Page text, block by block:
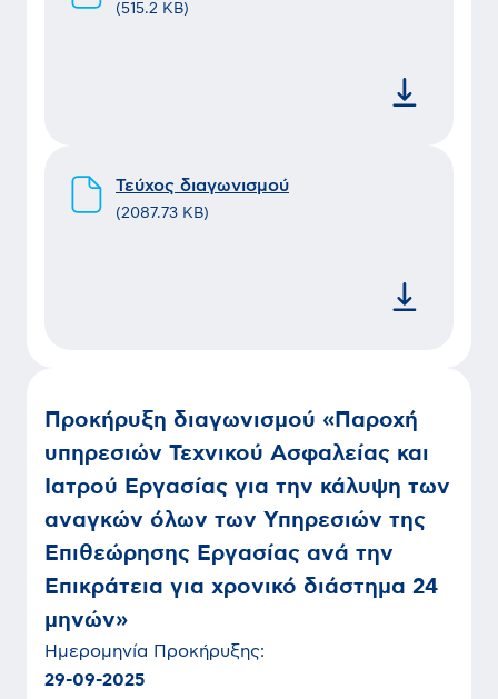
(515.2 KB)
Τεύχος διαγωνισμού
(2087.73 KB)
Προκήρυξη διαγωνισμού «Παροχή
υπηρεσιών Τεχνικού Ασφαλείας και
Ιατρού Εργασίας για την κάλυψη των
αναγκών όλων των Υπηρεσιών της
Επιθεώρησης Εργασίας ανά την
Επικράτεια για χρονικό διάστημα 24
μηνών»
Ημερομηνία Προκήρυξης:
29-09-2025